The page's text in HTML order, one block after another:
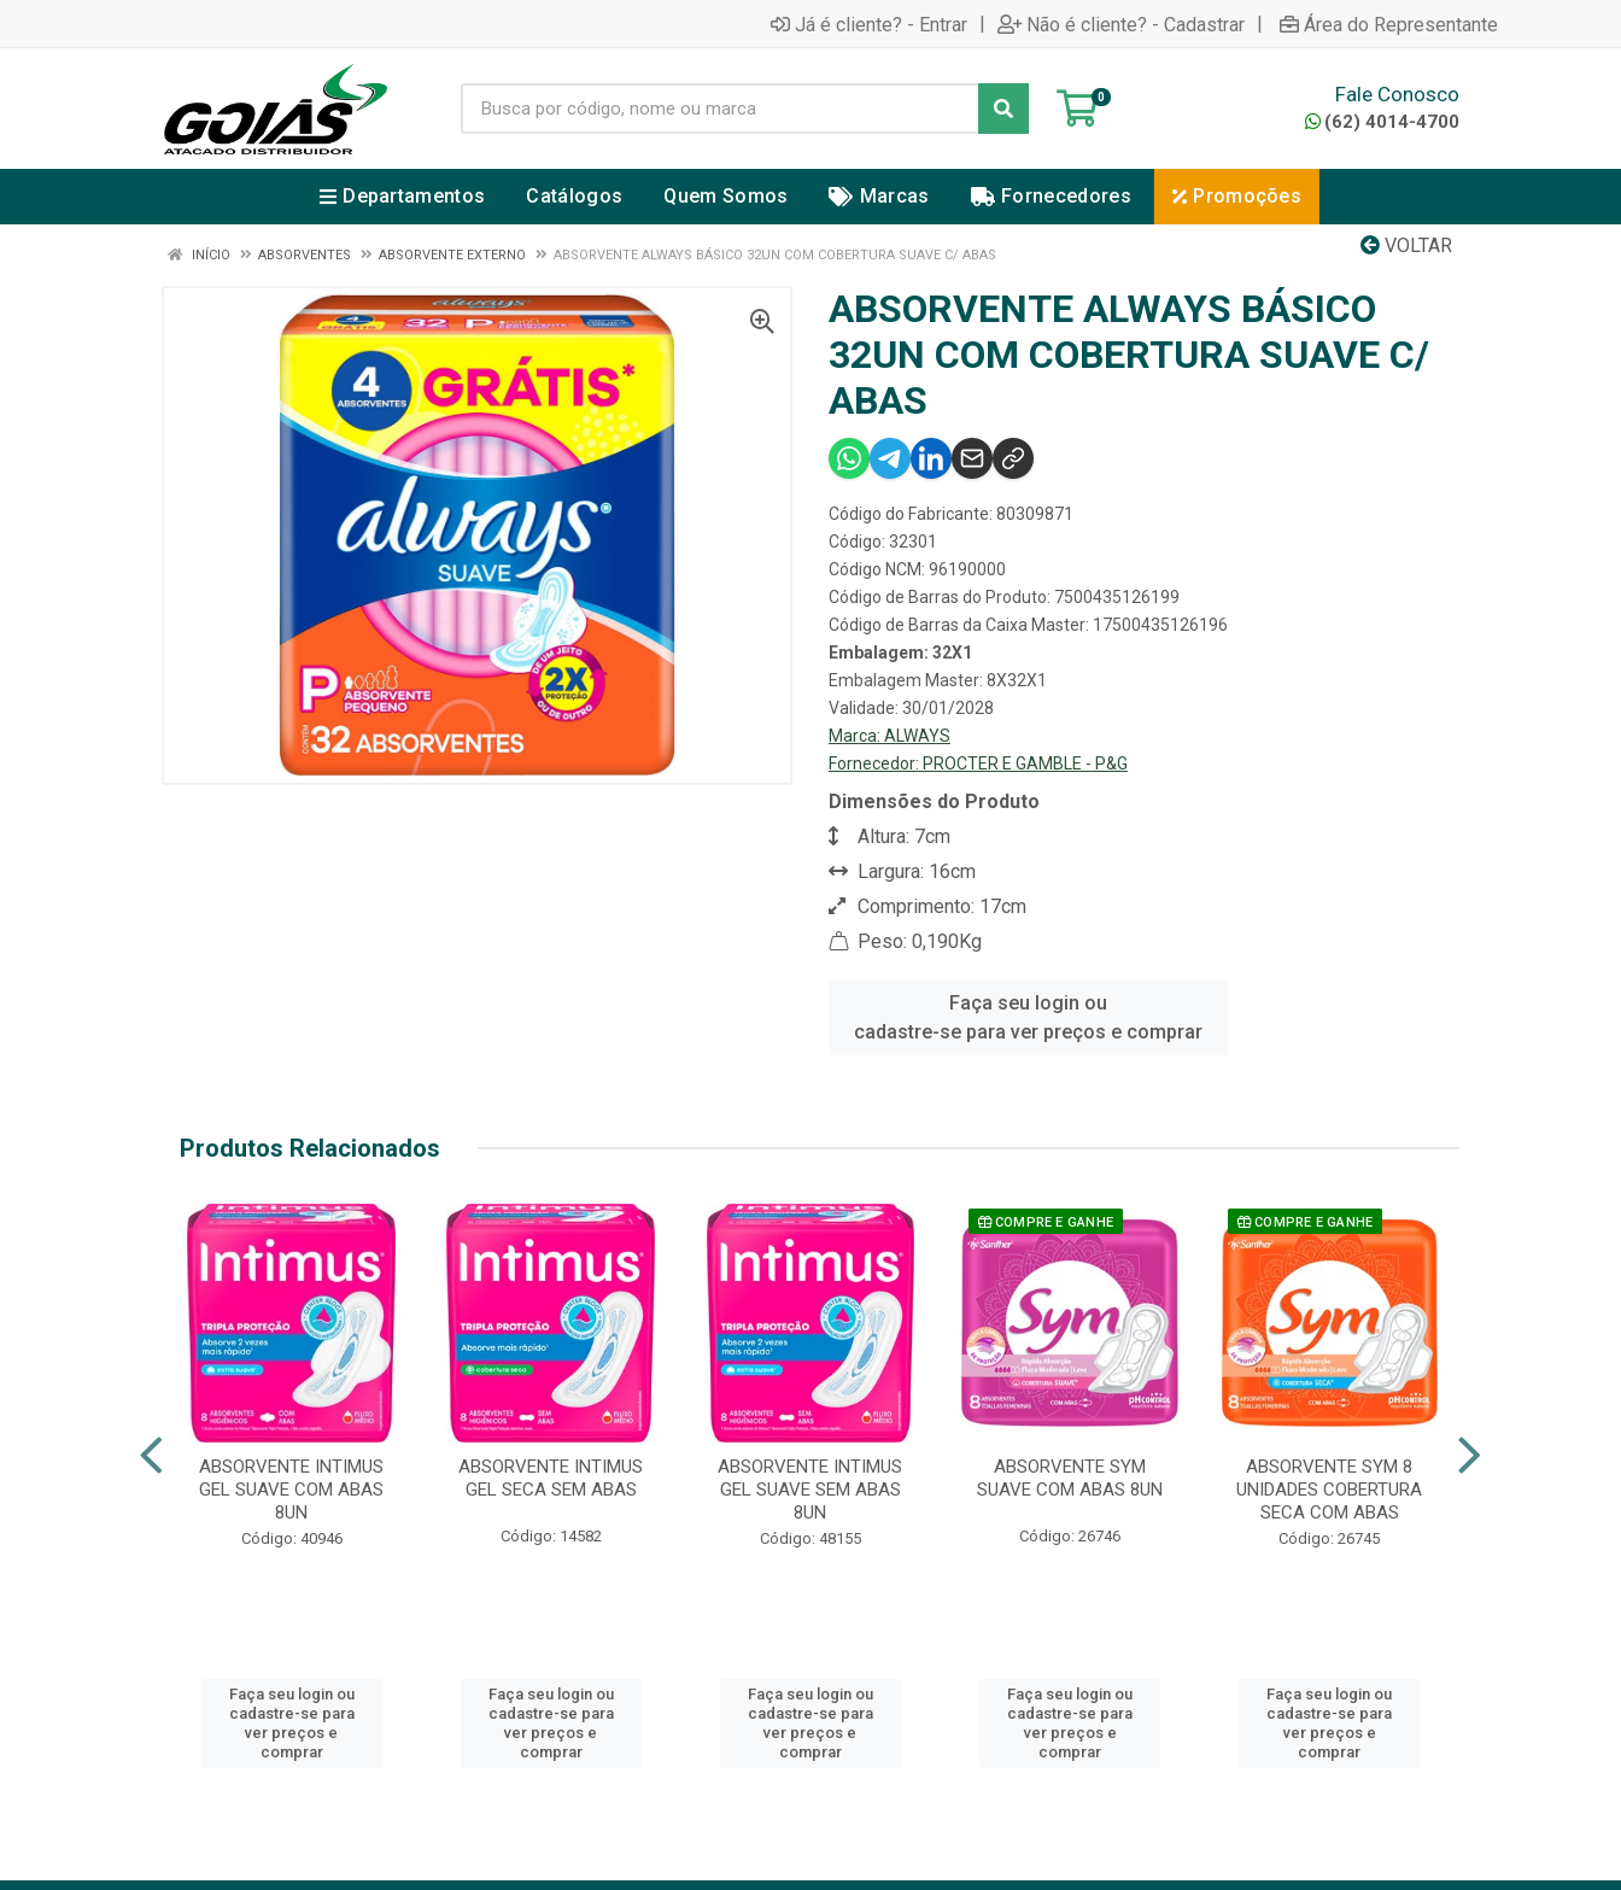
Já é cliente? - Entrar | Não é cliente? - Cadastrar | Área do Representante
0 Fale Conosco
(62) 4014-4700
Departamentos Catálogos Quem Somos Marcas Fornecedores Promoções
VOLTAR
INÍCIO ABSORVENTES ABSORVENTE EXTERNO ABSORVENTE ALWAYS BÁSICO 32UN COM COBERTURA SUAVE C/ ABAS
ABSORVENTE ALWAYS BÁSICO
32UN COM COBERTURA SUAVE C/
ABAS
Código do Fabricante: 80309871
Código: 32301
Código NCM: 96190000
Código de Barras do Produto: 7500435126199
Código de Barras da Caixa Master: 17500435126196
Embalagem: 32X1
Embalagem Master: 8X32X1
Validade: 30/01/2028
Marca: ALWAYS
Fornecedor: PROCTER E GAMBLE - P&G
Dimensões do Produto
Altura: 7cm
Largura: 16cm
Comprimento: 17cm
Peso: 0,190Kg
Faça seu login ou
cadastre-se para ver preços e comprar
Produtos Relacionados
ABSORVENTE INTIMUS
GEL SUAVE COM ABAS
8UN
Código: 40946
Faça seu login ou
cadastre-se para
ver preços e
comprar
ABSORVENTE INTIMUS
GEL SECA SEM ABAS
Código: 14582
Faça seu login ou
cadastre-se para
ver preços e
comprar
ABSORVENTE INTIMUS
GEL SUAVE SEM ABAS
8UN
Código: 48155
Faça seu login ou
cadastre-se para
ver preços e
comprar
COMPRE E GANHE
ABSORVENTE SYM
SUAVE COM ABAS 8UN
Código: 26746
Faça seu login ou
cadastre-se para
ver preços e
comprar
COMPRE E GANHE
ABSORVENTE SYM 8
UNIDADES COBERTURA
SECA COM ABAS
Código: 26745
Faça seu login ou
cadastre-se para
ver preços e
comprar